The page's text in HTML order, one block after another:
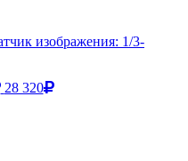
изображения: 1/3-
28 320